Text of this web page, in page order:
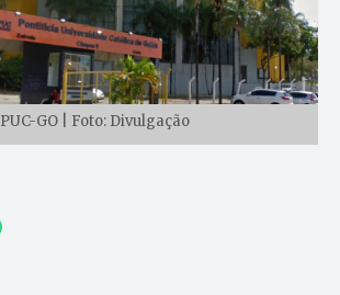
PUC-GO | Foto: Divulgação